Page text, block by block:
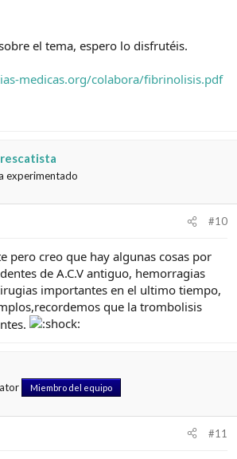
el tema, espero lo disfrutéis.
medicas.org/colabora/fibrinolisis.pdf
experimentado
#10
pero creo que hay algunas cosas por
de A.C.V antiguo, hemorragias
importantes en el ultimo tiempo,
que la trombolisis
Miembro del equipo
#11